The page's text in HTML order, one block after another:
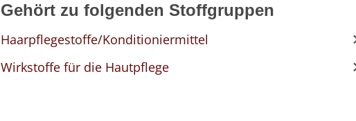
Gehört zu folgenden Stoffgruppen
Haarpflegestoffe/Konditioniermittel
Wirkstoffe für die Hautpflege